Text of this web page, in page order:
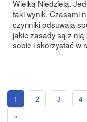
Wielką Niedzielą.
taki wynik. Czasami
czynniki odsuwają
jakie zasady są z
sobie i skorzystać w
1 2 3 4
»